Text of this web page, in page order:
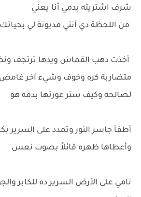
شرف اشتريته بدمي أنا يعني
من اللحظة دي أنتي مديونة لي
أخذت دهب القماش ويدها ترتجف
متضاربة كره وخوف وشيء آخر
لصالحه وكيف ستر عورتها بدمه هو
أطفأ جاسر النور وتمدد على السرير
وأعطاها ظهره قائلاً بصوت نعس
نامي على الأرض السرير ده للكابر